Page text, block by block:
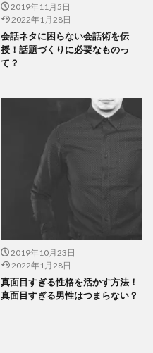
2019年11月5日
2022年1月28日
会話ネタに困らない会話術を伝
授！話題づくりに必要なものっ
て？
2019年10月23日
2022年1月28日
真面目すぎる性格を活かす方法！
真面目すぎる男性はつまらない？